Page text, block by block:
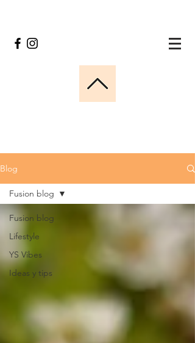
Blog
Fusion blog
Lifestyle
YS Vibes
Ideas y tips
Fusion blog